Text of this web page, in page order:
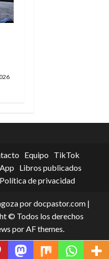
Equipo
TikTok
Libros publicados
Política de privacidad
por docpastor.com |
© Todos los derechos
por AF themes.